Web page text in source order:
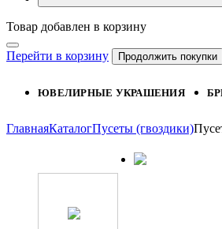
Товар добавлен в корзину
Перейти в корзину Продолжить покупки
ЮВЕЛИРНЫЕ УКРАШЕНИЯ
ГлавнаяКаталогПусеты (гвоздики)